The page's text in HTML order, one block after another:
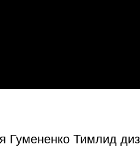
Гумененко Тимлид